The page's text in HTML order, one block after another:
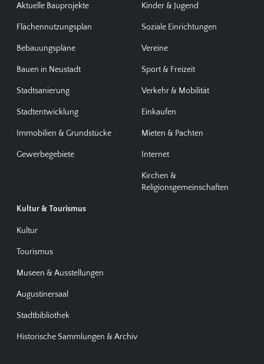
Aktuelle Bauprojekte
Flächennutzungsplan
Bebauungspläne
Bauen in Neustadt
Stadtsanierung
Stadtentwicklung
Immobilien & Grundstücke
Gewerbegebiete
Kinder & Jugend
Soziale Einrichtungen
Vereine
Sport & Freizeit
Verkehr & Mobilität
Einkaufen
Mieten & Pachten
Internet
Kirchen &
Religionsgemeinschaften
Kultur & Tourismus
Kultur
Tourismus
Museen & Ausstellungen
Augustinersaal
Stadtbibliothek
Historische Sammlungen & Archiv